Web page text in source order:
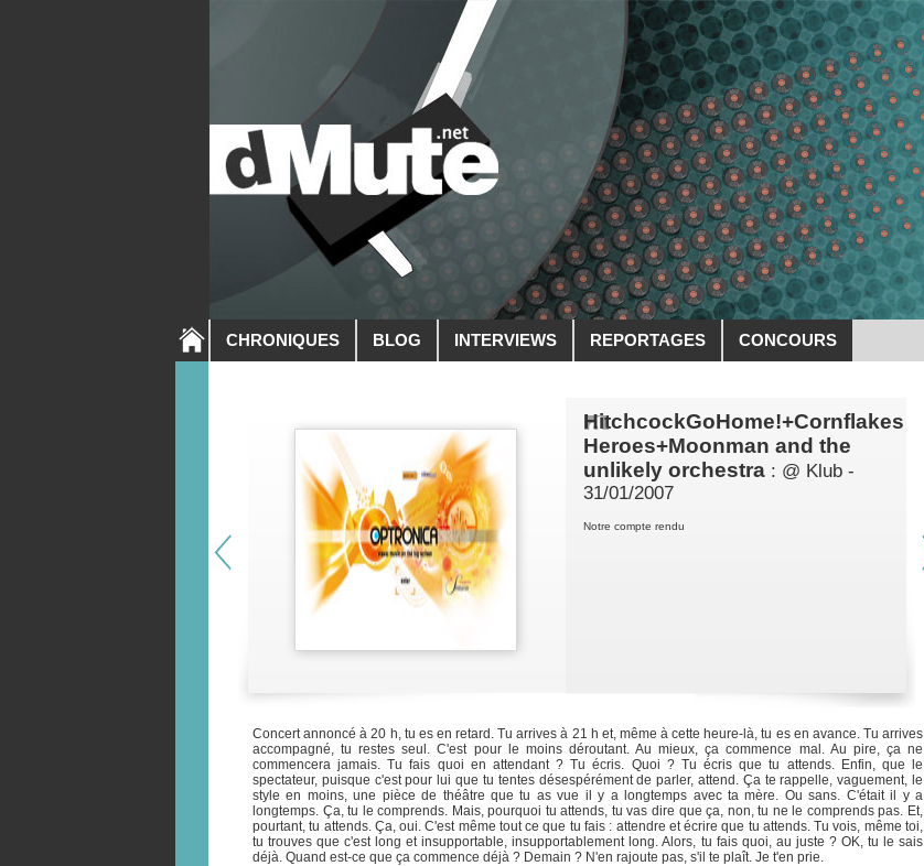
CHRONIQUES BLOG INTERVIEWS REPORTAGES CONCOURS
HitchcockGoHome!+Cornflakes
Heroes+Moonman and the
unlikely orchestra : @ Klub -
31/01/2007
Notre compte rendu
Concert annoncé à 20 h, tu es en retard. Tu arrives à 21 h et, même à cette heure-là, tu es en avance. Tu arrives
accompagné, tu restes seul. C'est pour le moins déroutant. Au mieux, ça commence mal. Au pire, ça ne
commencera jamais. Tu fais quoi en attendant ? Tu écris. Quoi ? Tu écris que tu attends. Enfin, que le
spectateur, puisque c'est pour lui que tu tentes désespérément de parler, attend. Ça te rappelle, vaguement, le
style en moins, une pièce de théâtre que tu as vue il y a longtemps avec ta mère. Ou sans. C'était il y a
longtemps. Ça, tu le comprends. Mais, pourquoi tu attends, tu vas dire que ça, non, tu ne le comprends pas. Et,
pourtant, tu attends. Ça, oui. C'est même tout ce que tu fais : attendre et écrire que tu attends. Tu vois, même toi,
tu trouves que c'est long et insupportable, insupportablement long. Alors, tu fais quoi, au juste ? OK, tu le sais
déjà. Quand est-ce que ça commence déjà ? Demain ? N'en rajoute pas, s'il te plaît. Je t'en prie.